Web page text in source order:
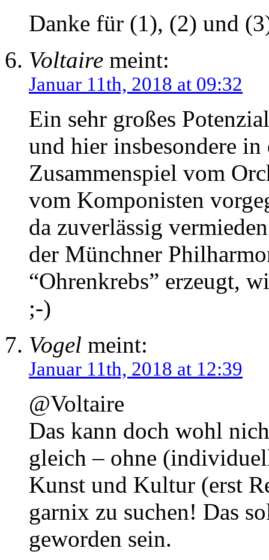
Danke für (1), (2) und
Voltaire meint:
Januar 11th, 2018 at 09:32
Ein sehr großes
und hier insbesondere
Zusammenspiel vom
vom Komponisten
da zuverlässig
der Münchner
“Ohrenkrebs” erzeugt,
;-)
Vogel meint:
Januar 11th, 2018 at 12:39
@Voltaire
Das kann doch wohl
gleich – ohne
Kunst und Kultur (erst
garnix zu suchen! Das
geworden sein.